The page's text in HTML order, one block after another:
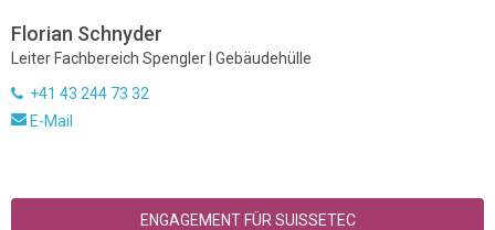
Florian Schnyder
Leiter Fachbereich Spengler | Gebäudehülle
+41 43 244 73 32
E-Mail
ENGAGEMENT FÜR SUISSETEC